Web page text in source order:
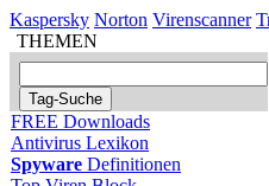
Kaspersky Norton Virenscanner
THEMEN
FREE Downloads
Antivirus Lexikon
Spyware Definitionen